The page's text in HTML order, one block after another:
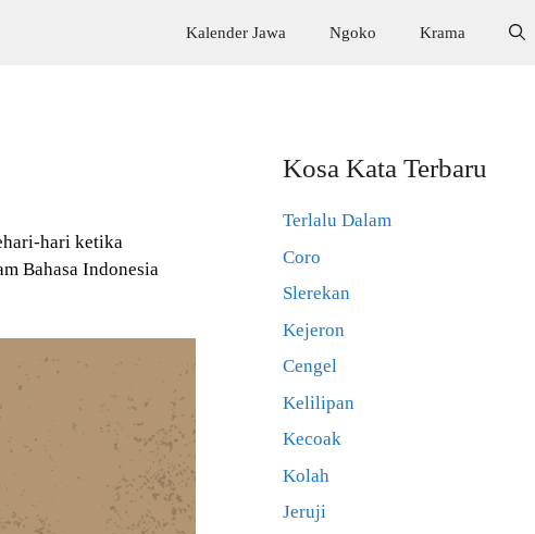
Kalender Jawa Ngoko Krama
hari ketika
Bahasa Indonesia
Kosa Kata Terbaru
Terlalu Dalam
Coro
Slerekan
Kejeron
Cengel
Kelilipan
Kecoak
Kolah
Jeruji